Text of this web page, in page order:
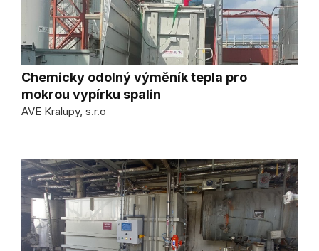
Chemicky odolný výměník tepla pro
mokrou vypírku spalin
AVE Kralupy, s.r.o